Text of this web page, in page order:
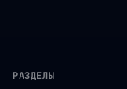
РАЗДЕЛЫ